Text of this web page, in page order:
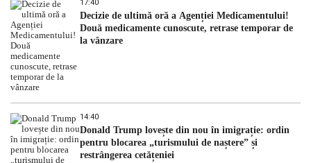
dezvăluit
17:40
Decizie de ultimă oră a Agenției Medicamentului!
Două medicamente cunoscute, retrase temporar de
la vânzare
14:40
Donald Trump lovește din nou în imigrație: ordin
pentru blocarea „turismului de naștere” și
restrângerea cetățeniei